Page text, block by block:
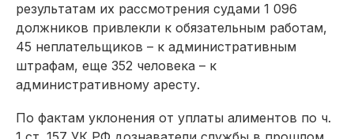
результатам их рассмотрения судами 1 096
должников привлекли к обязательным работам,
45 неплательщиков – к административным
штрафам, еще 352 человека – к
административному аресту.
По фактам уклонения от уплаты алиментов по ч.